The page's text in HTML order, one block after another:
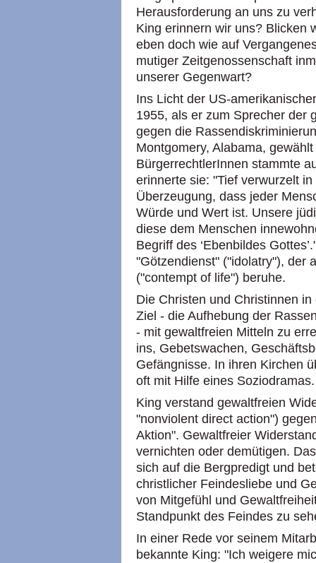
Herausforderung an uns zu
King erinnern wir uns? Blicken
eben doch wie auf
mutiger Zeitgenossenschaft
unserer Gegenwart?
Ins Licht der US-
1955, als er zum Sprecher der
gegen die
Montgomery, Alabama,
BürgerrechtlerInnen stammte
erinnerte sie: "Tief verwurzelt
Überzeugung, dass jeder
Würde und Wert ist. Unsere
diese dem Menschen
Begriff des ‘Ebenbildes
"Götzendienst" ("idolatry"), der
("contempt of life") beruhe.
Die Christen und Christinnen
Ziel - die Aufhebung der
- mit gewaltfreien Mitteln zu
ins, Gebetswachen,
Gefängnisse. In ihren Kirchen
oft mit Hilfe eines Soziodramas.
King verstand gewaltfreien
"nonviolent direct action")
Aktion". Gewaltfreier
vernichten oder demütigen.
sich auf die Bergpredigt und
christlicher Feindesliebe und
von Mitgefühl und
Standpunkt des Feindes zu
In einer Rede vor seinem
bekannte King: "Ich weigere